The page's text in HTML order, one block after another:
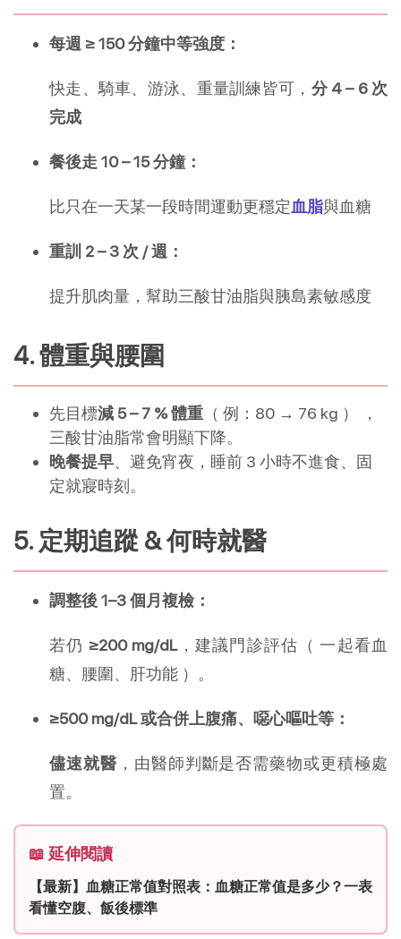
每週 ≥ 150 分鐘中等強度：
快走、騎車、游泳、重量訓練皆可， 分 4 – 6 次
完成
餐後走 10 – 15 分鐘：
比只在一天某一段時間運動更穩定血脂與血糖
重訓 2 – 3 次 / 週：
提升肌肉量，幫助三酸甘油脂與胰島素敏感度
4. 體重與腰圍
先目標減 5 – 7 % 體重 （ 例：80 → 76 kg ） ，
三酸甘油脂常會明顯下降。
晚餐提早、避免宵夜，睡前 3 小時不進食、固
定就寢時刻。
5. 定期追蹤 & 何時就醫
調整後 1–3 個月複檢：
若仍 ≥200 mg/dL，建議門診評估（ 一起看血
糖、腰圍、肝功能 ）。
≥500 mg/dL 或合併上腹痛、噁心嘔吐等：
儘速就醫 ，由醫師判斷是否需藥物或更積極處
置。
📖 延伸閱讀
【最新】血糖正常值對照表：血糖正常值是多少？一表
看懂空腹、飯後標準